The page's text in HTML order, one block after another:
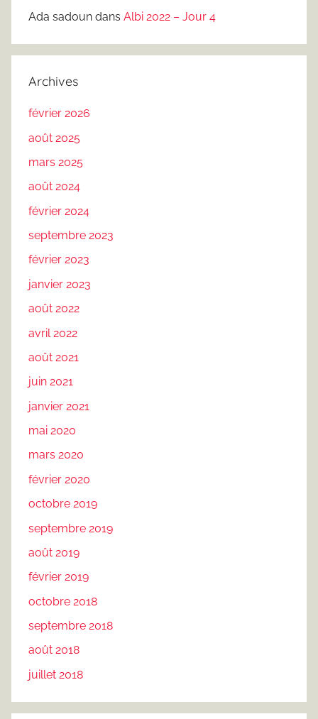
Ada sadoun dans Albi 2022 – Jour 4
Archives
février 2026
août 2025
mars 2025
août 2024
février 2024
septembre 2023
février 2023
janvier 2023
août 2022
avril 2022
août 2021
juin 2021
janvier 2021
mai 2020
mars 2020
février 2020
octobre 2019
septembre 2019
août 2019
février 2019
octobre 2018
septembre 2018
août 2018
juillet 2018